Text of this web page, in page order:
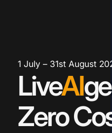
1 July – 31st August
LiveAI
Zero